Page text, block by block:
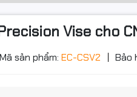
Vise cho
Mã sản phẩm: EC-CSV2 Bảo
phẩm